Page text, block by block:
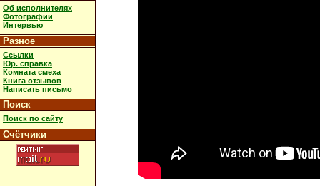
Об исполнителях
Фотографии
Интервью
Разное
Ссылки
Юр. справка
Комната смеха
Книга отзывов
Написать письмо
Поиск
Поиск по сайту
Счётчики